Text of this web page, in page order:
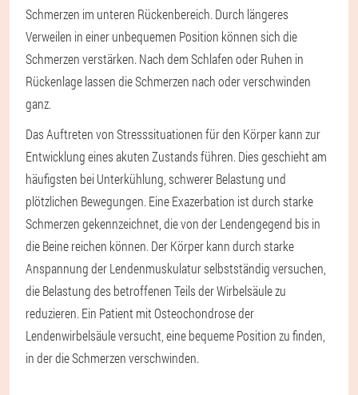
Schmerzen im unteren Rückenbereich. Durch längeres
Verweilen in einer unbequemen Position können sich die
Schmerzen verstärken. Nach dem Schlafen oder Ruhen in
Rückenlage lassen die Schmerzen nach oder verschwinden
ganz.
Das Auftreten von Stresssituationen für den Körper kann zur
Entwicklung eines akuten Zustands führen. Dies geschieht am
häufigsten bei Unterkühlung, schwerer Belastung und
plötzlichen Bewegungen. Eine Exazerbation ist durch starke
Schmerzen gekennzeichnet, die von der Lendengegend bis in
die Beine reichen können. Der Körper kann durch starke
Anspannung der Lendenmuskulatur selbstständig versuchen,
die Belastung des betroffenen Teils der Wirbelsäule zu
reduzieren. Ein Patient mit Osteochondrose der
Lendenwirbelsäule versucht, eine bequeme Position zu finden,
in der die Schmerzen verschwinden.